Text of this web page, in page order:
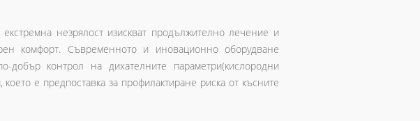
незрялост изискват продължително лечение и
комфорт. Съвременното и иновационно оборудване
контрол на дихателните параметри(кислородни
е предпоставка за профилактиране риска от късните